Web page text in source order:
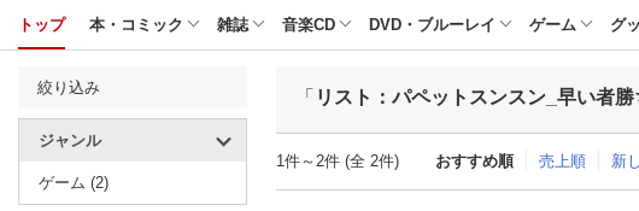
トップ 本・コミック 雑誌 音楽CD DVD・ブルーレイ ゲーム グ
絞り込み
ジャンル
ゲーム (2)
「 リスト：パペットスンスン_早い者
1件～2件 (全 2件) おすすめ順 売上順 新